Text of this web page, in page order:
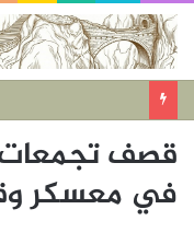
قصف تجمعات
في معسكر